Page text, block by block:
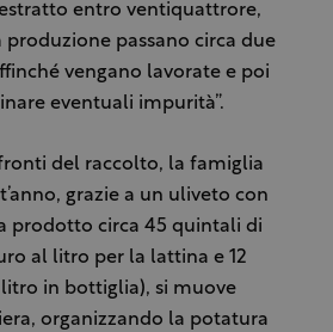
entro ventiquattrore,
produzione passano circa due
vengano lavorate e poi
eventuali impurità”.
del raccolto, la famiglia
grazie a un uliveto con
prodotto circa 45 quintali di
al litro per la lattina e 12
in bottiglia), si muove
organizzando la potatura